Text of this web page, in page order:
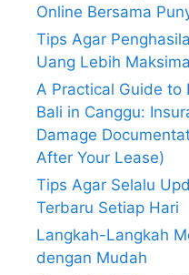
Online Bersama
Tips Agar
Uang Lebih
A Practical Guide to
Bali in Canggu:
Damage
After Your Lease)
Tips Agar Selalu
Terbaru Setiap Hari
Langkah-Langkah
dengan Mudah